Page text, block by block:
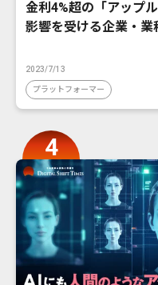
金利4%超の「アップ
影響を受ける企業・業
2023/7/13
プラットフォーマー